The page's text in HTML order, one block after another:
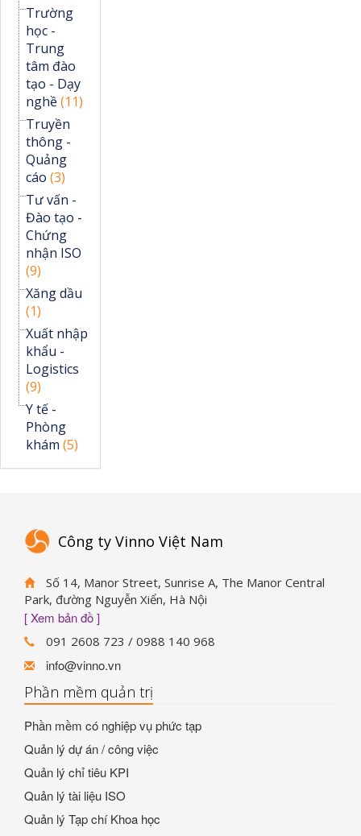
Trường
học -
Trung
tâm đào
tạo - Dạy
nghề(11)
Truyền
thông -
Quảng
cáo (3)
Tư vấn -
Đào tạo -
Chứng
nhận ISO
(9)
Xăng dầu
(1)
Xuất nhập
khẩu -
Logistics
(9)
Y tế -
Phòng
khám (5)
Công ty Vinno Việt Nam
Số 14, Manor Street, Sunrise A, The Manor Central
Park, đường Nguyễn Xiển, Hà Nội
[ Xem bản đồ ]
091 2608 723 / 0988 140 968
info@vinno.vn
Phần mềm quản trị
Phần mềm có nghiệp vụ phức tạp
Quản lý dự án / công việc
Quản lý chỉ tiêu KPI
Quản lý tài liệu ISO
Quản lý Tạp chí Khoa học